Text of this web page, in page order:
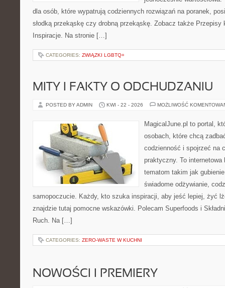
dla osób, które wypatrują codziennych rozwiązań na poranek,
słodką przekąskę czy drobną przekąskę. Zobacz także Przepisy
Inspiracje. Na stronie […]
CATEGORIES: ZWIĄZKI LGBTQ+
MITY I FAKTY O ODCHUDZANIU
POSTED BY ADMIN KWI - 22 - 2026 MOŻLIWOŚĆ
MagicalJune.pl to portal,
osobach, które chcą
codzienność i spojrzeć na
praktyczny. To
tematom takim jak
świadome odżywianie,
samopoczucie. Każdy, kto szuka inspiracji, aby jeść lepiej, żyć
znajdzie tutaj pomocne wskazówki. Polecam Superfoods i
Ruch. Na […]
CATEGORIES: ZERO-WASTE W KUCHNI
NOWOŚCI I PREMIERY